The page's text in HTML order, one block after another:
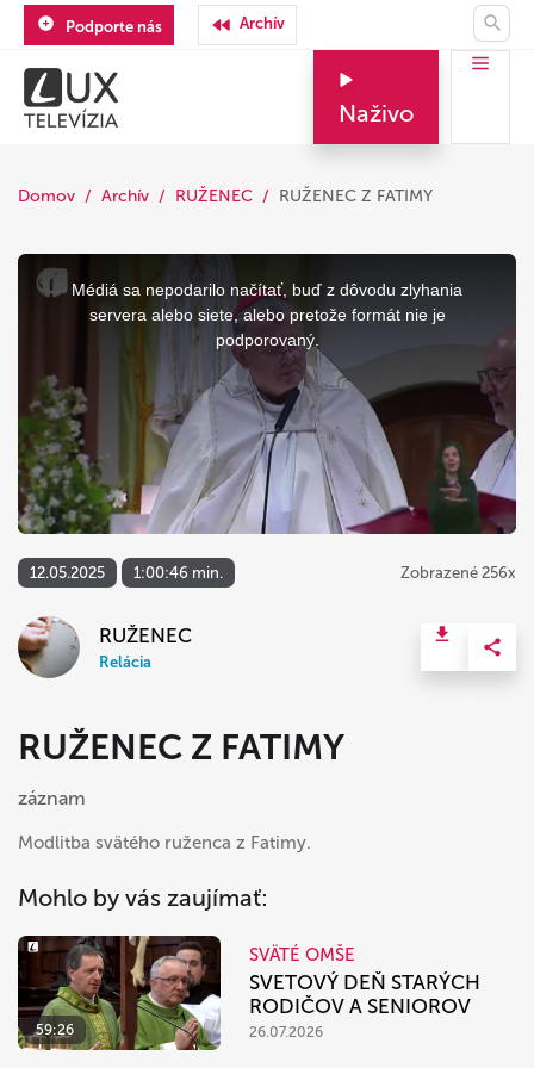
Podporte nás Archív
Naživo
Domov Archív RUŽENEC RUŽENEC Z FATIMY
This
modal
Médiá sa nepodarilo načítať, buď z dôvodu zlyhania
servera alebo siete, alebo pretože formát nie je
podporovaný.
12.05.2025 1:00:46 min. Zobrazené 256x
RUŽENEC
Relácia
RUŽENEC Z FATIMY
záznam
Modlitba svätého ruženca z Fatimy.
Mohlo by vás zaujímať:
59:26
SVÄTÉ OMŠE
SVETOVÝ DEŇ STARÝCH
RODIČOV A SENIOROV
26.07.2026